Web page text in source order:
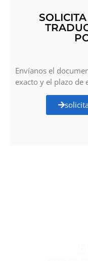
Envíanos el
exacto y el plazo de